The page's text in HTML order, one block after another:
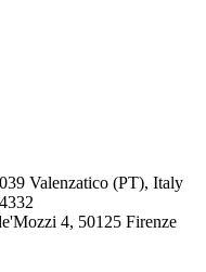
Valenzatico (PT), Italy
4, 50125 Firenze